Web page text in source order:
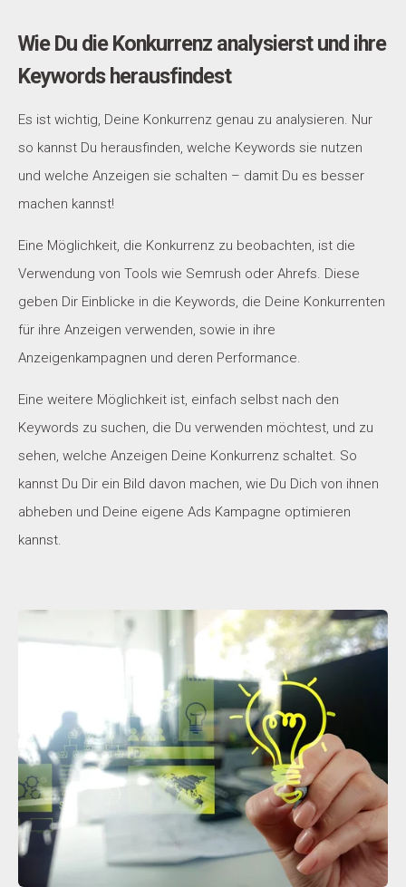
Wie Du die Konkurrenz analysierst und ihre
Keywords herausfindest
Es ist wichtig, Deine Konkurrenz genau zu analysieren. Nur
so kannst Du herausfinden, welche Keywords sie nutzen
und welche Anzeigen sie schalten – damit Du es besser
machen kannst!
Eine Möglichkeit, die Konkurrenz zu beobachten, ist die
Verwendung von Tools wie Semrush oder Ahrefs. Diese
geben Dir Einblicke in die Keywords, die Deine Konkurrenten
für ihre Anzeigen verwenden, sowie in ihre
Anzeigenkampagnen und deren Performance.
Eine weitere Möglichkeit ist, einfach selbst nach den
Keywords zu suchen, die Du verwenden möchtest, und zu
sehen, welche Anzeigen Deine Konkurrenz schaltet. So
kannst Du Dir ein Bild davon machen, wie Du Dich von ihnen
abheben und Deine eigene Ads Kampagne optimieren
kannst.